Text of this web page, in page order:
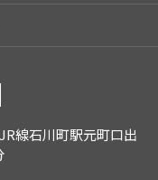
線石川町駅元町口出